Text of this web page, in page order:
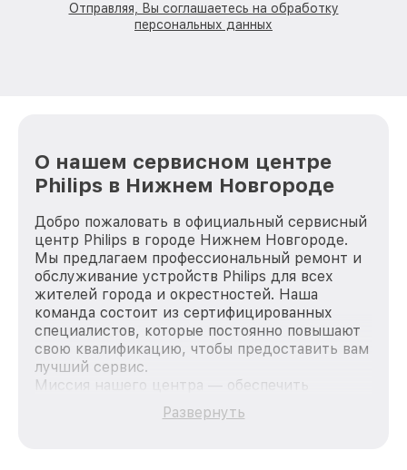
Отправляя, Вы соглашаетесь на обработку
персональных данных
О нашем сервисном центре
Philips в Нижнем Новгороде
Добро пожаловать в официальный сервисный
центр Philips в городе Нижнем Новгороде.
Мы предлагаем профессиональный ремонт и
обслуживание устройств Philips для всех
жителей города и окрестностей. Наша
команда состоит из сертифицированных
специалистов, которые постоянно повышают
свою квалификацию, чтобы предоставить вам
лучший сервис.
Миссия нашего центра — обеспечить
качественный и доступный ремонт для
каждого пользователя продукции Philips, вне
Развернуть